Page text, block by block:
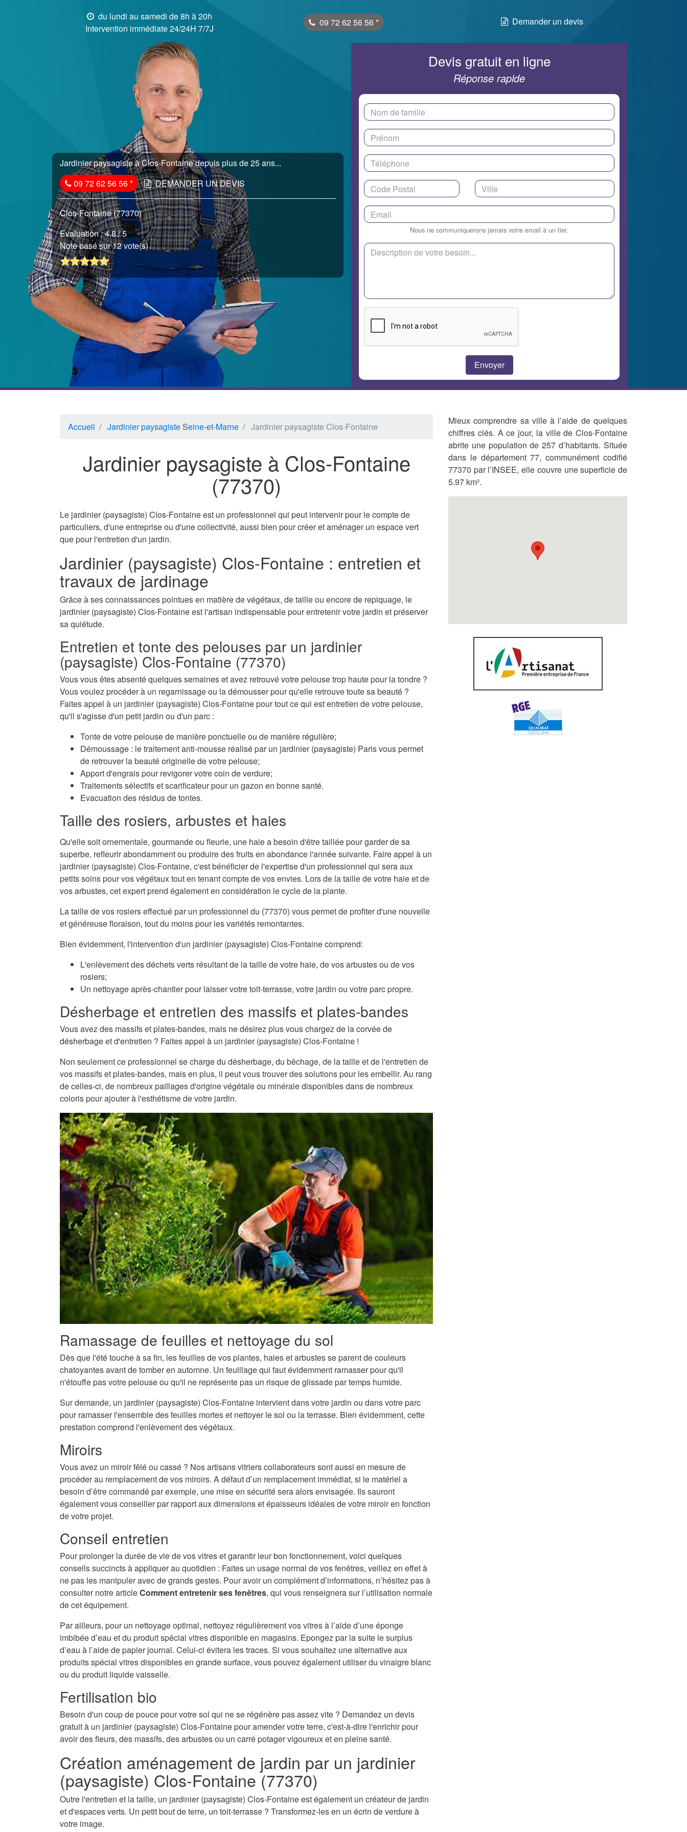
du lundi au samedi de 8h à 20h
Intervention immédiate 24/24H 7/7J
09 72 62 56 56 * Demander un devis
Jardinier paysagiste à Clos-Fontaine depuis plus de 25 ans...
09 72 62 56 56* DEMANDER UN DEVIS
Clos-Fontaine (77370)
Evaluation :4.8/ 5
Note basé sur 12 vote(s)
Devis gratuit en ligne
Réponse rapide
Nous ne communiquerons jamais votre email à un tier.
Accueil Jardinier paysagiste Seine-et-Marne Jardinier paysagiste Clos-Fontaine
Jardinier paysagiste à Clos-Fontaine
(77370)
Le jardinier (paysagiste) Clos-Fontaine est un professionnel qui peut intervenir pour le compte de
particuliers, d'une entreprise ou d'une collectivité, aussi bien pour créer et aménager un espace vert
que pour l'entretien d'un jardin.
Jardinier (paysagiste) Clos-Fontaine : entretien et
travaux de jardinage
Grâce à ses connaissances pointues en matière de végétaux, de taille ou encore de repiquage, le
jardinier (paysagiste) Clos-Fontaine est l'artisan indispensable pour entretenir votre jardin et préserver
sa quiétude.
Entretien et tonte des pelouses par un jardinier
(paysagiste) Clos-Fontaine (77370)
Vous vous êtes absenté quelques semaines et avez retrouvé votre pelouse trop haute pour la tondre ?
Vous voulez procéder à un regarnissage ou la démousser pour qu'elle retrouve toute sa beauté ?
Faites appel à un jardinier (paysagiste) Clos-Fontaine pour tout ce qui est entretien de votre pelouse,
qu'il s'agisse d'un petit jardin ou d'un parc :
Tonte de votre pelouse de manière ponctuelle ou de manière régulière;
Démoussage : le traitement anti-mousse réalisé par un jardinier (paysagiste) Paris vous permet
de retrouver la beauté originelle de votre pelouse;
Apport d'engrais pour revigorer votre coin de verdure;
Traitements sélectifs et scarificateur pour un gazon en bonne santé.
Evacuation des résidus de tontes.
Taille des rosiers, arbustes et haies
Qu'elle soit ornementale, gourmande ou fleurie, une haie a besoin d'être taillée pour garder de sa
superbe, refleurir abondamment ou produire des fruits en abondance l'année suivante. Faire appel à un
jardinier (paysagiste) Clos-Fontaine, c'est bénéficier de l'expertise d'un professionnel qui sera aux
petits soins pour vos végétaux tout en tenant compte de vos envies. Lors de la taille de votre haie et de
vos arbustes, cet expert prend également en considération le cycle de la plante.
La taille de vos rosiers effectué par un professionnel du (77370) vous permet de profiter d'une nouvelle
et généreuse floraison, tout du moins pour les variétés remontantes.
Bien évidemment, l'intervention d'un jardinier (paysagiste) Clos-Fontaine comprend:
L'enlèvement des déchets verts résultant de la taille de votre haie, de vos arbustes ou de vos
rosiers;
Un nettoyage après-chantier pour laisser votre toit-terrasse, votre jardin ou votre parc propre.
Désherbage et entretien des massifs et plates-bandes
Vous avez des massifs et plates-bandes, mais ne désirez plus vous chargez de la corvée de
désherbage et d'entretien ? Faites appel à un jardinier (paysagiste) Clos-Fontaine !
Non seulement ce professionnel se charge du désherbage, du bêchage, de la taille et de l'entretien de
vos massifs et plates-bandes, mais en plus, il peut vous trouver des solutions pour les embellir. Au rang
de celles-ci, de nombreux paillages d'origine végétale ou minérale disponibles dans de nombreux
coloris pour ajouter à l'esthétisme de votre jardin.
Ramassage de feuilles et nettoyage du sol
Dès que l'été touche à sa fin, les feuilles de vos plantes, haies et arbustes se parent de couleurs
chatoyantes avant de tomber en automne. Un feuillage qui faut évidemment ramasser pour qu'il
n'étouffe pas votre pelouse ou qu'il ne représente pas un risque de glissade par temps humide.
Sur demande, un jardinier (paysagiste) Clos-Fontaine intervient dans votre jardin ou dans votre parc
pour ramasser l'ensemble des feuilles mortes et nettoyer le sol ou la terrasse. Bien évidemment, cette
prestation comprend l'enlèvement des végétaux.
Miroirs
Vous avez un miroir fêlé ou cassé ? Nos artisans vitriers collaborateurs sont aussi en mesure de
procéder au remplacement de vos miroirs. A défaut d’un remplacement immédiat, si le matériel a
besoin d’être commandé par exemple, une mise en sécurité sera alors envisagée. Ils sauront
également vous conseiller par rapport aux dimensions et épaisseurs idéales de votre miroir en fonction
de votre projet.
Conseil entretien
Pour prolonger la durée de vie de vos vitres et garantir leur bon fonctionnement, voici quelques
conseils succincts à appliquer au quotidien : Faites un usage normal de vos fenêtres, veillez en effet à
ne pas les manipuler avec de grands gestes. Pour avoir un complément d’informations, n’hésitez pas à
consulter notre articleComment entretenir ses fenêtres, qui vous renseignera sur l’utilisation normale
de cet équipement.
Par ailleurs, pour un nettoyage optimal, nettoyez régulièrement vos vitres à l’aide d’une éponge
imbibée d’eau et du produit spécial vitres disponible en magasins. Epongez par la suite le surplus
d’eau à l’aide de papier journal. Celui-ci évitera les traces. Si vous souhaitez une alternative aux
produits spécial vitres disponibles en grande surface, vous pouvez également utiliser du vinaigre blanc
ou du produit liquide vaisselle.
Fertilisation bio
Besoin d'un coup de pouce pour votre sol qui ne se régénère pas assez vite ? Demandez un devis
gratuit à un jardinier (paysagiste) Clos-Fontaine pour amender votre terre, c'est-à-dire l'enrichir pour
avoir des fleurs, des massifs, des arbustes ou un carré potager vigoureux et en pleine santé.
Création aménagement de jardin par un jardinier
(paysagiste) Clos-Fontaine (77370)
Outre l'entretien et la taille, un jardinier (paysagiste) Clos-Fontaine est également un créateur de jardin
et d'espaces verts. Un petit bout de terre, un toit-terrasse ? Transformez-les en un écrin de verdure à
votre image.
Mieux comprendre sa ville à l’aide de quelques
chiffres clés. A ce jour, la ville de Clos-Fontaine
abrite une population de 257 d’habitants. Située
dans le département 77, communément codifié
77370 par l’INSEE, elle couvre une superficie de
5.97 km².